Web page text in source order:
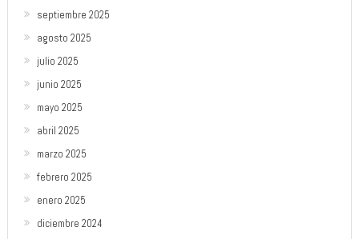
septiembre 2025
agosto 2025
julio 2025
junio 2025
mayo 2025
abril 2025
marzo 2025
febrero 2025
enero 2025
diciembre 2024